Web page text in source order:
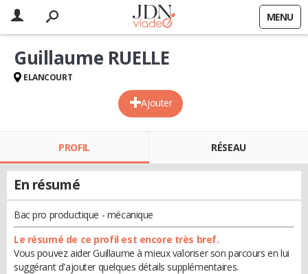
MENU
Ajouter
Guillaume RUELLE
ELANCOURT
PROFIL RÉSEAU
En résumé
Bac pro productique - mécanique
Le résumé de ce profil est encore très bref.
Vous pouvez aider Guillaume à mieux valoriser son parcours en lui
suggérant d'ajouter quelques détails supplémentaires.